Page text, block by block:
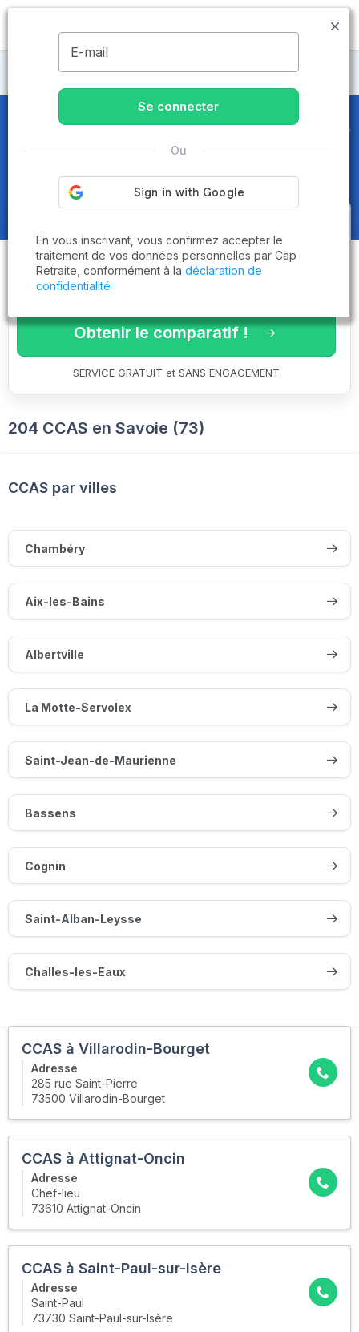
MENU
CCAS
CCASen Savoie (73) - Page 4 sur
5
Obtenez le
comparatif des
établissementsadaptés à vos
critères en 3 minutes !
Obtenir le comparatif !
SERVICE GRATUIT et SANS ENGAGEMENT
204 CCAS en Savoie (73)
CCAS par villes
Chambéry
Aix-les-Bains
Albertville
La Motte-Servolex
Saint-Jean-de-Maurienne
Bassens
Cognin
Saint-Alban-Leysse
Challes-les-Eaux
CCAS à Villarodin-Bourget
Adresse
285 rue Saint-Pierre
73500 Villarodin-Bourget
CCAS à Attignat-Oncin
Adresse
Chef-lieu
73610 Attignat-Oncin
CCAS à Saint-Paul-sur-Isère
Adresse
Saint-Paul
73730 Saint-Paul-sur-Isère
E-mail
Se connecter
Ou
En vous inscrivant, vous confirmez accepter le
traitement de vos données personnelles par Cap
Retraite, conformément à la déclaration de
confidentialité